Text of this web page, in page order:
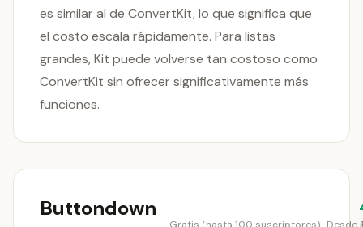
es similar al de ConvertKit, lo que significa que
el costo escala rápidamente. Para listas
grandes, Kit puede volverse tan costoso como
ConvertKit sin ofrecer significativamente más
funciones.
Buttondown